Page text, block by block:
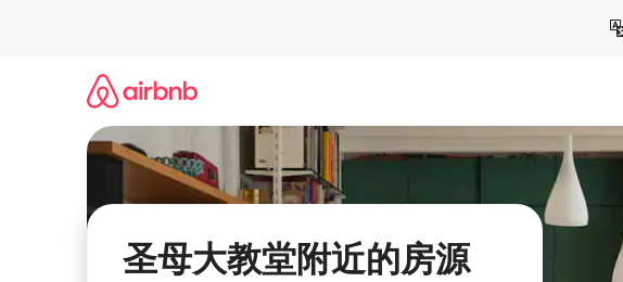
圣母大教堂附近的房源